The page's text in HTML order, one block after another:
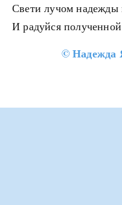
Свети лучом надежды
И радуйся
©Надежда